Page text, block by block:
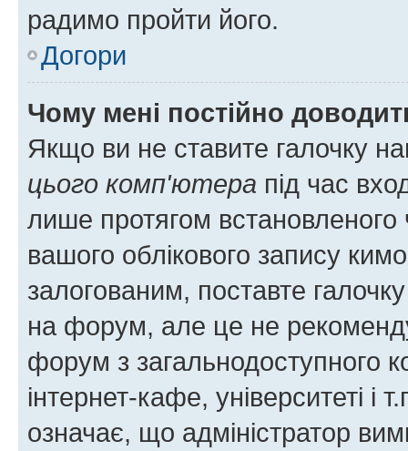
радимо пройти його.
Догори
Чому мені постійно
Якщо ви не ставите галочку
цього комп'ютера під час
лише протягом встановленого
вашого облікового запису
залогованим, поставте
на форум, але це не
форум з загальнодоступного
інтернет-кафе, університеті і
означає, що адміністратор